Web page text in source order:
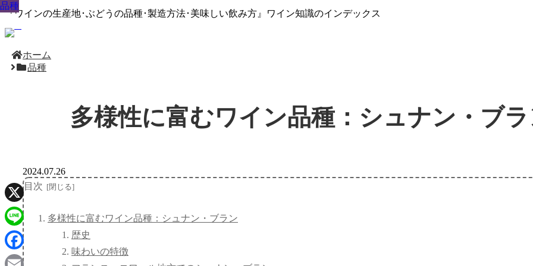
『ワインの生産地･ぶどうの品種･製造方法･美味しい飲み方』ワイン知識のインデックス
ホーム
品種
多様性に富むワイン品種：シュナン・ブ
品種
2024.07.26
目次
多様性に富むワイン品種：シュナン・ブラン
歴史
味わいの特徴
品種
品種
品種
品種
品種
品種
品種
品種
X
Line
Facebook